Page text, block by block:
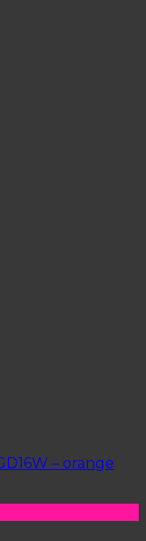
– orange